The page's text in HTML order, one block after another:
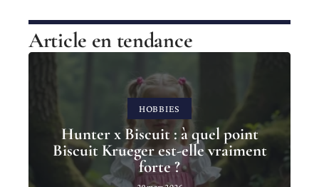
Article en tendance
HOBBIES
Hunter x Biscuit : à quel point
Biscuit Krueger est-elle vraiment
forte ?